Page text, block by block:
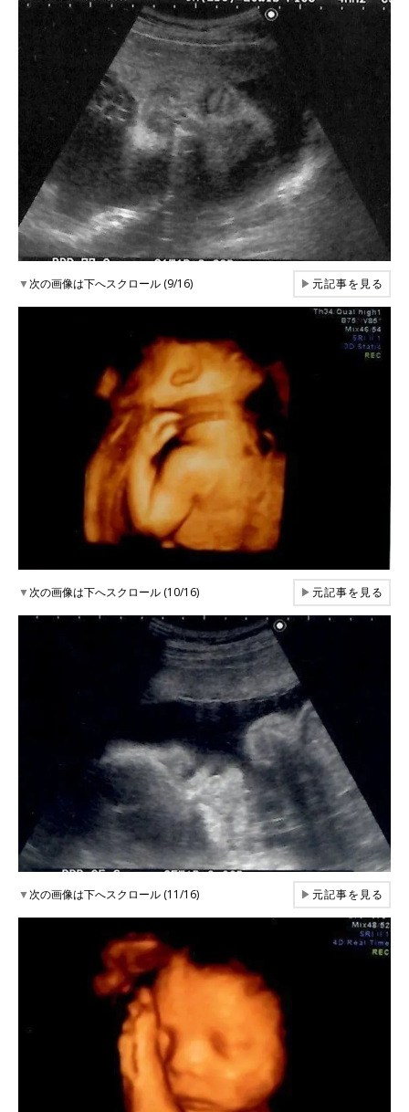
▼次の画像は下へスクロール (9/16) ▶元記事を見る
▼次の画像は下へスクロール (10/16) ▶元記事を見る
▼次の画像は下へスクロール (11/16) ▶元記事を見る